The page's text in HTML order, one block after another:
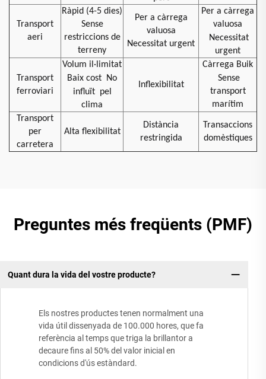
Transport
aeri
Ràpid (4-5 dies)
Sense
restriccions de
terreny
Per a càrrega
valuosa
Necessitat urgent
Per a càrrega
valuosa
Necessitat
urgent
Transport
ferroviari
Volum il·limitat
Baix cost
No
influït pel
clima
Inflexibilitat
Càrrega Buik
Sense
transport
marítim
Transport
per
carretera
Alta flexibilitat
Distància
restringida
Transaccions
domèstiques
Preguntes més freqüents (PMF)
Quant dura la vida del vostre producte?
Els nostres productes tenen normalment una
vida útil dissenyada de 100.000 hores, que fa
referència al temps que triga la brillantor a
decaure fins al 50% del valor inicial en
condicions d'ús estàndard.